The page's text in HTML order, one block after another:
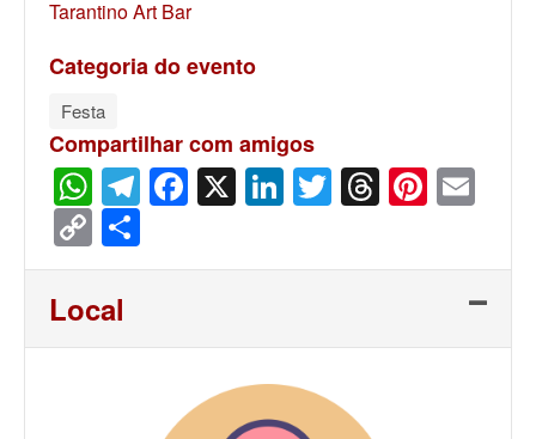
Tarantino Art Bar
Categoria do evento
Festa
Compartilhar com amigos
WhatsApp
Telegram
Facebook
X LinkedIn
Twitter
Threads
Copy
Link
Local